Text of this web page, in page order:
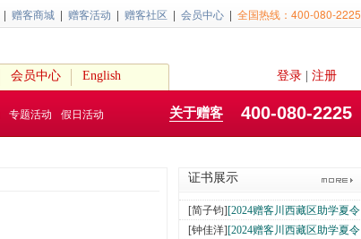
| 赠客商城 | 赠客活动 | 赠客社区 | 会员中心 | 全国热线：400-080-2225
会员中心 English 登录 注册
专题活动 假日活动 关于赠客 400-080-2225
证书展示
动] 02-02
[陈乙欧]
[赠客网网络编辑社会实践活
动] 02-02
[肖仁宇][赠客网网络编辑社会实践活
[赠客网网络编辑社会实践活
动] 02-02
[余承骏][赠客网网络编辑社会实践活
动] 01-18
[李昕瞳]
[赠客网网络编辑社会实践活
07-16
[王蔺之]
营] 07-16
[钟佳洋][2024赠客川西藏区助学夏令
营] 07-16
[黄琬媛][2024赠客川西藏区助学夏令